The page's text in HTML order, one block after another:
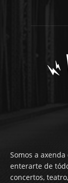
Somos a
enterarte de
concertos,